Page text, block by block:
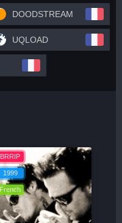
DOODSTREAM
UQLOAD
BRRIP
1999
French